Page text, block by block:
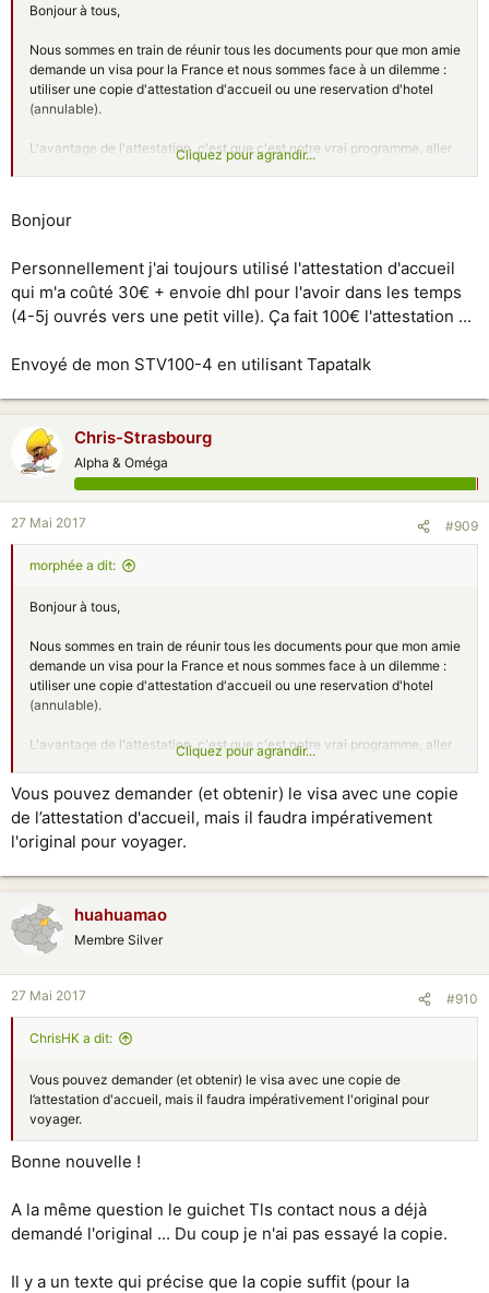
Bonjour à tous,
Nous sommes en train de réunir tous les documents pour que mon amie
demande un visa pour la France et nous sommes face à un dilemme :
utiliser une copie d'attestation d'accueil ou une reservation d'hotel
(annulable).
L'avantage de l'attestation, c'est que c'est notre vrai programme, aller
chez nos parents. Par contre, il faut l'original (je ne sais d'ailleurs pas
l'obtenir. Une copie pourrait-elle convenir ?
Si on utilise la réservation d'hôtel, est-ce que moi, résident en Chine, je
peux faire la lettre d'invitation disant qu'on sera à l'hôtel et qu'on
visitera mes parents ?
méga-floue la procédure de visa vers la France.... Pour info mon amie a
Cliquez pour agrandir...
Bonjour
Personnellement j'ai toujours utilisé l'attestation d'accueil
qui m'a coûté 30€ + envoie dhl pour l'avoir dans les temps
(4-5j ouvrés vers une petit ville). Ça fait 100€ l'attestation ...
Envoyé de mon STV100-4 en utilisant Tapatalk
Chris-Strasbourg
Alpha & Oméga
27 Mai 2017 #909
morphée a dit:
Bonjour à tous,
Nous sommes en train de réunir tous les documents pour que mon amie
demande un visa pour la France et nous sommes face à un dilemme :
utiliser une copie d'attestation d'accueil ou une reservation d'hotel
(annulable).
L'avantage de l'attestation, c'est que c'est notre vrai programme, aller
chez nos parents. Par contre, il faut l'original (je ne sais d'ailleurs pas
quel clown a inventé cette règle, sachant qu'il faut en plus débourser
30 euros pour ladite attestation....) et nous n'avons pas le temps de
l'obtenir. Une copie pourrait-elle convenir ?
peux faire la lettre d'invitation disant qu'on sera à l'hôtel et qu'on
visitera mes parents ?
Vos retours d'expérience nous seront très utiles, car c'est vraiment
déjà vécu en France 6 ans.
Merci !!
Cliquez pour agrandir...
Vous pouvez demander (et obtenir) le visa avec une copie
de l’attestation d'accueil, mais il faudra impérativement
l'original pour voyager.
huahuamao
Membre Silver
27 Mai 2017 #910
ChrisHK a dit:
Vous pouvez demander (et obtenir) le visa avec une copie de
l’attestation d'accueil, mais il faudra impérativement l'original pour
voyager.
Bonne nouvelle !
A la même question le guichet Tls contact nous a déjà
demandé l'original ... Du coup je n'ai pas essayé la copie.
Il y a un texte qui précise que la copie suffit (pour la